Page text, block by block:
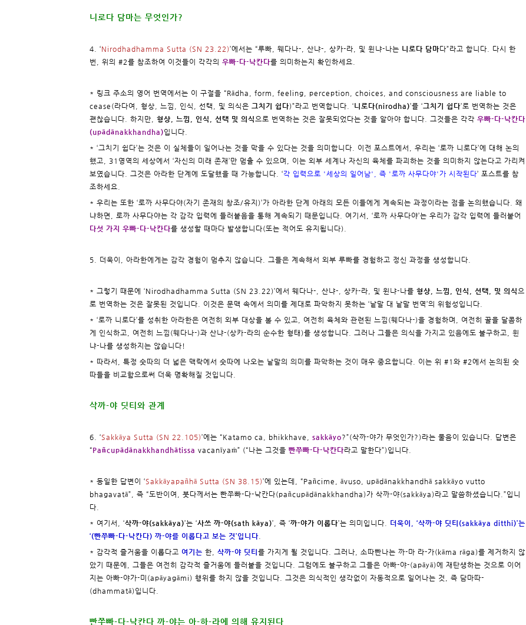
니로다 담마는 무엇인가?
4. ‘Nirodhadhamma Sutta (SN 23.22)’에서는 “루빠, 웨다나-, 산냐-, 상카-라, 및 윈냐-나는 니로다 담마다”라고 합니다. 다시 한
번, 위의 #2를 참조하여 이것들이 각각의 우빠-다-낙칸다를 의미하는지 확인하세요.
* 링크 주소의 영어 번역에서는 이 구절을 “Rādha, form, feeling, perception, choices, and consciousness are liable to
cease(라다여, 형상, 느낌, 인식, 선택, 및 의식은 그치기 쉽다)”라고 번역합니다. ‘니로다(nirodha)’를 ‘그치기 쉽다’로 번역하는 것은
괜찮습니다. 하지만, 형상, 느낌, 인식, 선택 및 의식으로 번역하는 것은 잘못되었다는 것을 알아야 합니다. 그것들은 각각 우빠-다-낙칸다
(upādānakkhandha)입니다.
* ‘그치기 쉽다’는 것은 이 실체들이 일어나는 것을 막을 수 있다는 것을 의미합니다. 이전 포스트에서, 우리는 ‘로까 니로다’에 대해 논의
했고, 31영역의 세상에서 ‘자신의 미래 존재’만 멈출 수 있으며, 이는 외부 세계나 자신의 육체를 파괴하는 것을 의미하지 않는다고 가리켜
보였습니다. 그것은 아라한 단계에 도달했을 때 가능합니다. ‘각 입력으로 '세상의 일어남', 즉 '로까 사무다야'가 시작된다’ 포스트를 참
조하세요.
* 우리는 또한 ‘로까 사무다야(자기 존재의 창조/유지)’가 아라한 단계 아래의 모든 이들에게 계속되는 과정이라는 점을 논의했습니다. 왜
냐하면, 로까 사무다야는 각 감각 입력에 들러붙음을 통해 계속되기 때문입니다. 여기서, ‘로까 사무다야’는 우리가 감각 입력에 들러붙어
다섯 가지 우빠-다-낙칸다를 생성할 때마다 발생합니다(또는 적어도 유지됩니다).
5. 더욱이, 아라한에게는 감각 경험이 멈추지 않습니다. 그들은 계속해서 외부 루빠를 경험하고 정신 과정을 생성합니다.
* 그렇기 때문에 ‘Nirodhadhamma Sutta (SN 23.22)’에서 웨다나-, 산냐-, 상카-라, 및 윈냐-나를 형상, 느낌, 인식, 선택, 및 의식으
로 번역하는 것은 잘못된 것입니다. 이것은 문맥 속에서 의미를 제대로 파악하지 못하는 ‘낱말 대 낱말 번역’의 위험성입니다.
* ‘로까 니로다’를 성취한 아라한은 여전히 외부 대상을 볼 수 있고, 여전히 육체와 관련된 느낌(웨다나-)을 경험하며, 여전히 꿀을 달콤하
게 인식하고, 여전히 느낌(웨다나-)과 산냐-(상카-라의 순수한 형태)를 생성합니다. 그러나 그들은 의식을 가지고 있음에도 불구하고, 윈
냐-나를 생성하지는 않습니다!
* 따라서, 특정 숫따의 더 넓은 맥락에서 숫따에 나오는 낱말의 의미를 파악하는 것이 매우 중요합니다. 이는 위 #1와 #2에서 논의된 숫
따들을 비교함으로써 더욱 명확해질 것입니다.
삭까-야 딧티와 관계
6. ‘Sakkāya Sutta (SN 22.105)’에는 “Katamo ca, bhikkhave, sakkāyo?”(삭까-야가 무엇인가?)라는 물음이 있습니다. 답변은
“Pañcupādānakkhandhātissa vacanīyaṁ” (“나는 그것을 빤쭈빠-다-낙칸다라고 말한다”)입니다.
* 동일한 답변이 ‘Sakkāyapañhā Sutta (SN 38.15)’에 있는데, “Pañcime, āvuso, upādānakkhandhā sakkāyo vutto
bhagavatā”, 즉 “도반이여, 붓다께서는 빤쭈빠-다-낙칸다(pañcupādānakkhandha)가 삭까-야(sakkāya)라고 말씀하셨습니다.”입니
다.
* 여기서, ‘삭까-야(sakkāya)’는 ‘사쓰 까-야(sath kāya)’, 즉 ‘까-야가 이롭다’는 의미입니다. 더욱이, ‘삭까-야 딧티(sakkāya ditthi)’는
‘(빤쭈빠-다-낙칸다) 까-야를 이롭다고 보는 것’입니다
* 감각적 즐거움을 이롭다고 여기는 한, 삭까-야 딧티 를 가지게 될 것입니다. 그러나, 소따빤나는 까-마 라-가(kāma rāga)를 제거하지 않
았기 때문에, 그들은 여전히 감각적 즐거움에 들러붙을 것입니다. 그럼에도 불구하고 그들은 아빠-야-(apāyā)에 재탄생하는 것으로 이어
지는 아빠-야가-미(apāyagāmi) 행위를 하지 않을 것입니다. 그것은 의식적인 생각없이 자동적으로 일어나는 것, 즉 담마따-
(dhammatā)입니다.
빤쭈빠-다-낙칸다 까-야는 아-하-라에 의해 유지된다